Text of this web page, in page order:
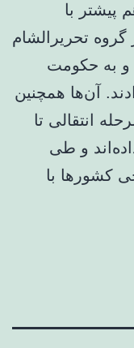
با
گروه تحریرالشام
و به حکومت
آن‌ها همچنین
انتقالی تا
و طی
کشورها با